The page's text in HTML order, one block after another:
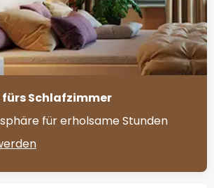
Schlafzimmer
für erholsame Stunden